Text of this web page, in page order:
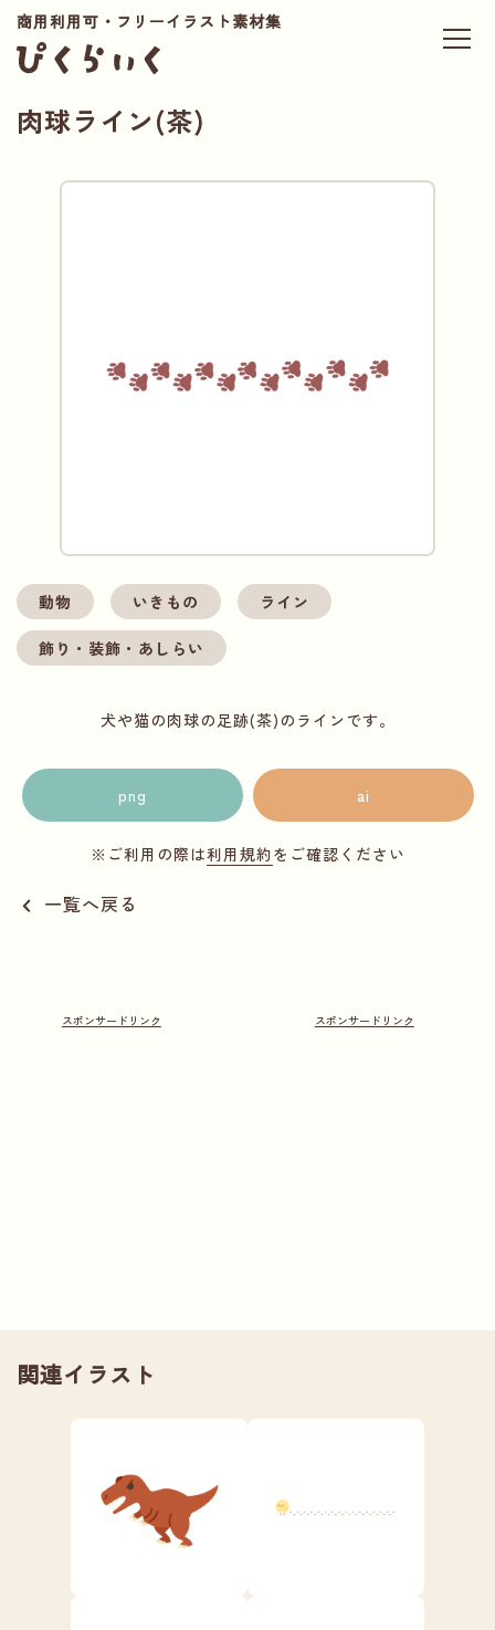
商用利用可・フリーイラスト素材集
肉球ライン(茶)
動物 いきもの ライン
飾り・装飾・あしらい
犬や猫の肉球の足跡(茶)のラインです。
png ai
※ご利用の際は利用規約をご確認ください
一覧へ戻る
関連イラスト